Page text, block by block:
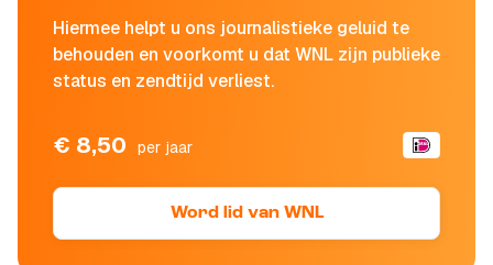
Hiermee helpt u ons journalistieke geluid te
behouden en voorkomt u dat WNL zijn publieke
status en zendtijd verliest.
€ 8,50 per jaar
Word lid van WNL